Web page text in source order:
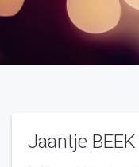
Jaantje